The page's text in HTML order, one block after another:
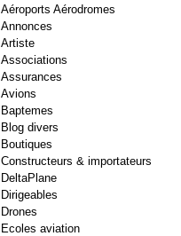
Aéroports Aérodromes
Annonces
Artiste
Associations
Assurances
Avions
Baptemes
Blog divers
Boutiques
Constructeurs & importateurs
DeltaPlane
Dirigeables
Drones
Ecoles aviation